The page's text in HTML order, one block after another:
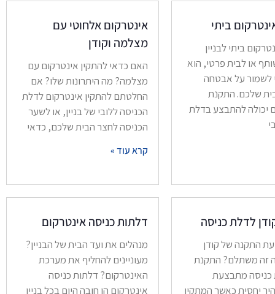
ביתי
ביתי לבניין
או לבית פרטי, הוא
לשמור על אבטחה
שלכם. התקנת
יכולה להתבצע בדלת
אינטרקום אלחוטי עם
מצלמה וקודן
האם כדאי להתקין אינטרקום עם
מצלמה? מה היתרונות שלו? אם
החלטתם להתקין אינטרקום לדלת
הכניסה ללובי של בניין, או לשער
הכניסה לחצר הבית שלכם, כדאי
קרא עוד »
לדלת כניסה
התקנה של קודן
זה משתלם? התקנת
כניסה מתבצעת
יחסית כאשר המתקין
דלתות כניסה אינטרקום
מנהלים את ועד הבית של הבניין?
מעוניינים להחליף את מערכת
האינטרקום? דלתות כניסה
אינטרקום הן חובה היום בכל בניין